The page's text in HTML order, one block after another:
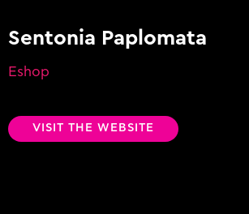
Sentonia Paplomata
Eshop
VISIT THE WEBSITE